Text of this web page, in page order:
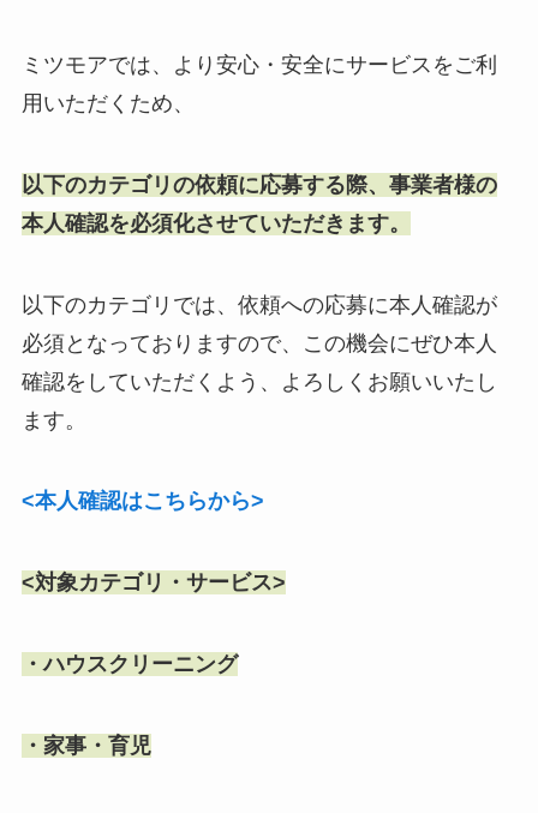
ミツモアでは、より安心・安全にサービスをご利
用いただくため、
以下のカテゴリの依頼に応募する際、 事業者様の
本人確認を必須化させていただきます。
以下のカテゴリでは、 依頼への応募に本人確認が
必須となっておりますので、
この機会にぜひ本人
確認をしていただくよう、
よろしくお願いいたし
ます。
<本人確認はこちらから>
<対象カテゴリ・サービス>
・ハウスクリーニング
・家事・育児